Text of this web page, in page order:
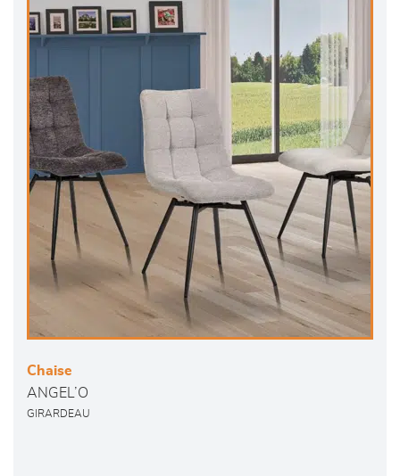
Chaise
ANGEL’O
GIRARDEAU